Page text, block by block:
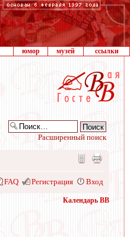
юмор музей ссылки
Расширенный поиск
FAQ Регистрация Вход
Календарь ВВ